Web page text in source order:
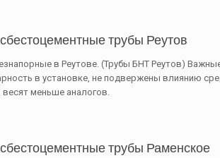
трубы Реутов
в Реутове. (Трубы БНТ Реутов)
в установке, не подвержены влиянию
меньше аналогов.
трубы Раменское